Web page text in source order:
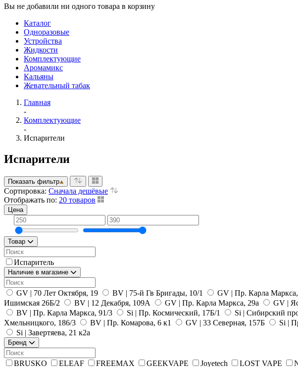
Вы не добавили ни одного товара в корзину
Каталог
Одноразовые
Устройства
Жидкости
Комплектующие
Аромамикс
Кальяны
Жевательный табак
Главная
-
Комплектующие
-
Испарители
Испарители
Показать фильтр
Сортировка: Сначала дешёвые
Отображать по: 20 товаров
Цена
Товар
Испаритель
Наличие в магазине
GV | 70 Лет Октября, 19 BV | 75-й Гв Бригады, 10/1 GV | Пр. Карла Маркса,
Ишимская 26Б/2
BV | 12 Декабря, 109А GV | Пр. Карла Маркса, 29а GV |
BV | Пр. Карла Маркса, 91/3
Si | Пр. Космический, 17Б/1 Si | Сибирский
Хмельницкого, 186/3
BV | Пр. Комарова, 6 к1 GV | 33 Северная, 157Б Si |
Si | Завертяева, 21 к2а
Бренд
BRUSKO ELEAF FREEMAX GEEKVAPE Joyetech LOST VAPE